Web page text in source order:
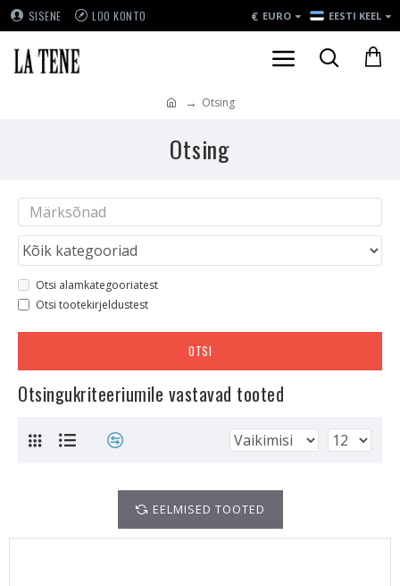
SISENE LOO KONTO € EURO EESTI KEEL
Otsing
Otsing
Otsi alamkategooriatest
Otsi tootekirjeldustest
OTSI
Otsingukriteeriumile vastavad tooted
EELMISED TOOTED